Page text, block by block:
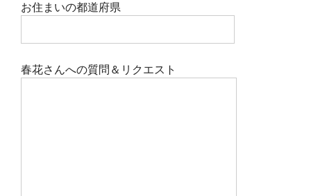
お住まいの都道府県
春花さんへの質問＆リクエスト